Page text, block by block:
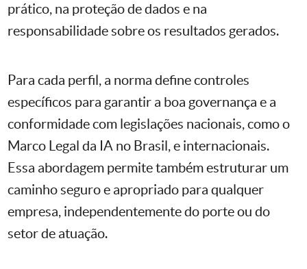
prático, na proteção de dados e na
responsabilidade sobre os resultados gerados.
Para cada perfil, a norma define controles
específicos para garantir a boa governança e a
conformidade com legislações nacionais, como o
Marco Legal da IA no Brasil, e internacionais.
Essa abordagem permite também estruturar um
caminho seguro e apropriado para qualquer
empresa, independentemente do porte ou do
setor de atuação.